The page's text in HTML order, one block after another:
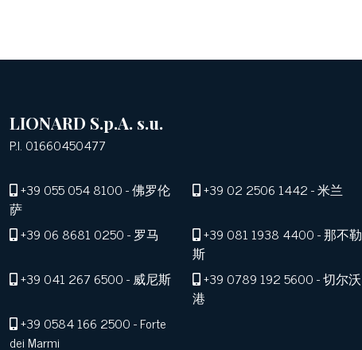
LIONARD S.p.A. s.u.
P.I. 01660450477
+39 055 054 8100- 佛罗伦
萨
+39 02 2506 1442- 米兰
+39 06 8681 0250- 罗马 +39 081 1938 4400- 那不勒
斯
+39 041 267 6500- 威尼斯 +39 0789 192 5600- 切尔沃
港
+39 0584 166 2500- Forte
dei Marmi